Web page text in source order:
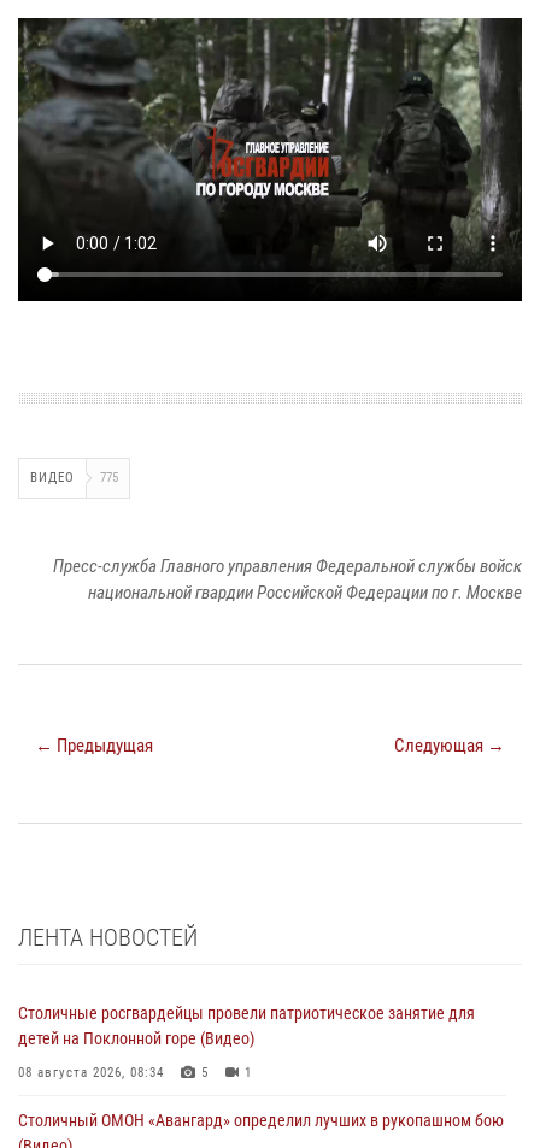
ВИДЕО 775
Пресс-служба Главного управления Федеральной службы войск
национальной гвардии Российской Федерации по г. Москве
← Предыдущая Следующая →
ЛЕНТА НОВОСТЕЙ
Столичные росгвардейцы провели патриотическое занятие для
детей на Поклонной горе (Видео)
08 августа 2026, 08:34 5 1
Столичный ОМОН «Авангард» определил лучших в рукопашном бою